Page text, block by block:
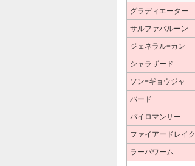
グラディエーター
サルファバルーン
ジェネラル=カン
シャラザード
ソン=ギョウジャ
バード
パイロマンサー
ファイアードレイク
ラーバワーム